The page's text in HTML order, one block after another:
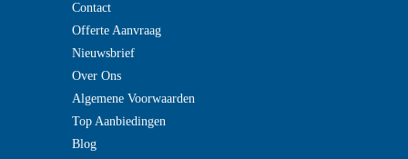
Contact
Offerte Aanvraag
Nieuwsbrief
Over Ons
Algemene Voorwaarden
Top Aanbiedingen
Blog